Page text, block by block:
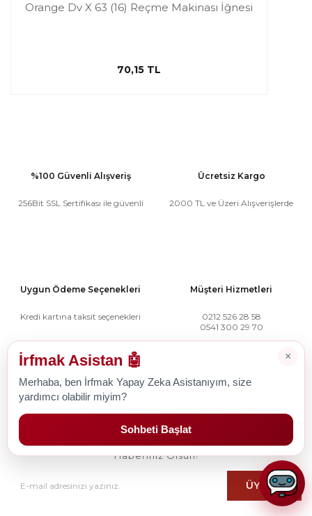
Orange Dv X 63 (16) Reçme Makinası İğnesi
70,15 TL
%100 Güvenli Alışveriş
256Bit SSL Sertifikası ile güvenli
Ücretsiz Kargo
2000 TL ve Üzeri Alışverişlerde
Uygun Ödeme Seçenekleri
Kredi kartına taksit seçenekleri
Müşteri Hizmetleri
0212 526 28 58
0541 300 29 70
E-BÜLTEN LİSTESİ
E-Bülten Listemize Kayıt Olun, Fırsatlardan İlk Sizin
Haberiniz Olsun!
ÜYE OL
×
İrfmak Asistan 🤖
Merhaba, ben İrfmak Yapay Zeka Asistanıyım, size
yardımcı olabilir miyim?
Sohbeti Başlat